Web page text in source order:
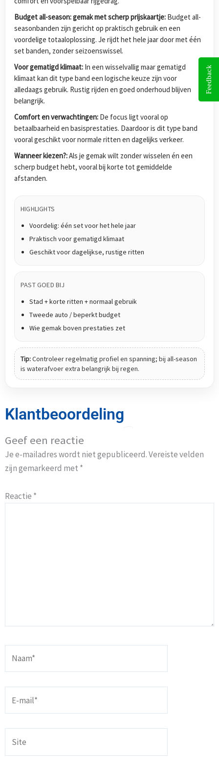
Budget all-season: gemak met scherp prijskaartje: Budget all-
seasonbanden zijn gericht op praktisch gebruik en een
voordelige totaaloplossing. Je rijdt het hele jaar door met één
set banden, zonder seizoenswissel.
Voor gematigd klimaat: In een wisselvallig maar gematigd
klimaat kan dit type band een logische keuze zijn voor
alledaags gebruik. Rustig rijden en goed onderhoud blijven
belangrijk.
Comfort en verwachtingen: De focus ligt vooral op
betaalbaarheid en basisprestaties. Daardoor is dit type band
vooral geschikt voor normale ritten en dagelijks verkeer.
Wanneer kiezen?:Als je gemak wilt zonder wisselen én een
scherp budget hebt, vooral bij korte tot gemiddelde
afstanden.
HIGHLIGHTS
Voordelig: één set voor het hele jaar
Praktisch voor gematigd klimaat
Geschikt voor dagelijkse, rustige ritten
PAST GOED BIJ
Stad + korte ritten + normaal gebruik
Tweede auto / beperkt budget
Wie gemak boven prestaties zet
Tip:Controleer regelmatig profiel en spanning; bij all-season
is waterafvoer extra belangrijk bij regen.
Klantbeoordeling
Geef een reactie
Je e-mailadres wordt niet gepubliceerd.Vereiste velden
zijn gemarkeerd met *
Reactie *
mail*
Feedback